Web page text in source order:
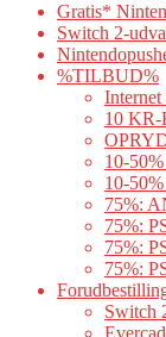
Gratis*
Switch 2-
%TILBUD%
Internet
10
10-
10-
75%:
75%:
75%:
75%:
Switch